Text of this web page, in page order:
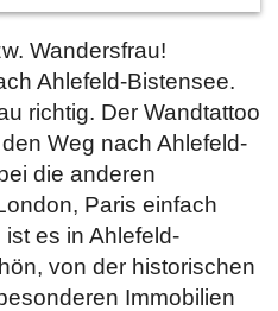
Wandersfrau!
Ahlefeld-Bistensee.
richtig. Der Wandtattoo
Weg nach Ahlefeld-
die anderen
Paris einfach
es in Ahlefeld-
von der historischen
Immobilien